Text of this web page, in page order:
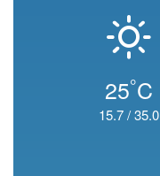
25°C
15.7/35.0